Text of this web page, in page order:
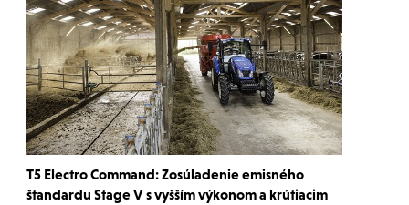
T5 Electro Command: Zosúladenie emisného
štandardu Stage V s vyšším výkonom a krútiacim